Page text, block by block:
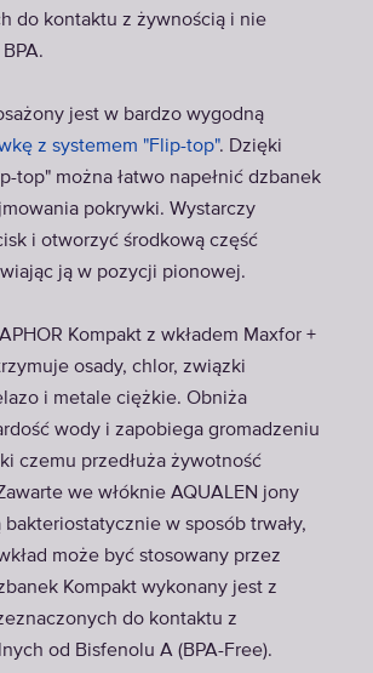
do kontaktu z żywnością i nie
jest w bardzo wygodną
z systemem "Flip-top". Dzięki
top" można łatwo napełnić dzbanek
pokrywki. Wystarczy
i otworzyć środkową część
ją w pozycji pionowej.
Kompakt z wkładem Maxfor +
osady, chlor, związki
i metale ciężkie. Obniża
wody i zapobiega gromadzeniu
czemu przedłuża żywotność
we włóknie AQUALEN jony
bakteriostatycznie w sposób trwały,
może być stosowany przez
Kompakt wykonany jest z
do kontaktu z
od Bisfenolu A (BPA-Free).